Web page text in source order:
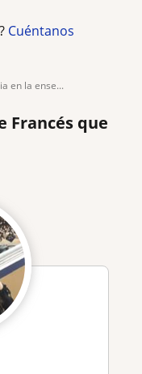
Cuéntanos
en la ense...
Francés que